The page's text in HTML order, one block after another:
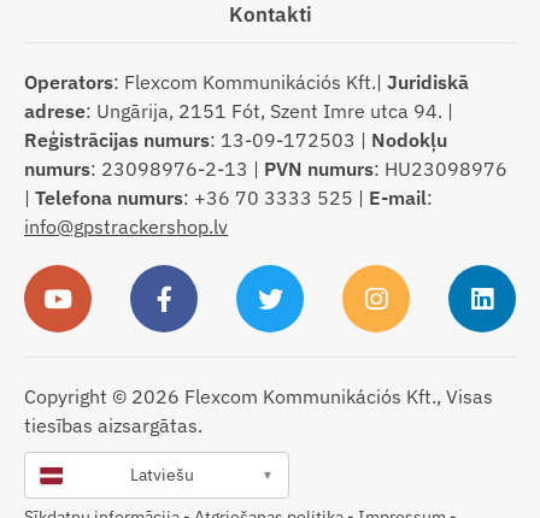
Kontakti
Operators: Flexcom Kommunikációs Kft.| Juridiskā
adrese: Ungārija, 2151 Fót, Szent Imre utca 94. |
Reģistrācijas numurs: 13-09-172503 | Nodokļu
numurs: 23098976-2-13 | PVN numurs: HU23098976
| Telefona numurs: +36 70 3333 525 | E-mail:
info@gpstrackershop.lv
Copyright © 2026 Flexcom Kommunikációs Kft., Visas
tiesības aizsargātas.
Latviešu ▼